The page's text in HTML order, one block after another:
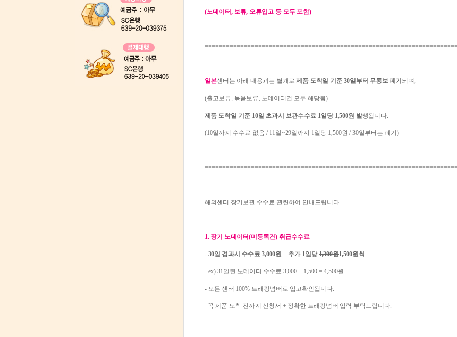
(노데이터, 보류, 오류입고 등 모두 포함)
일본센터는 아래 내용과는 별개로 제품 도착일 기준 30일부터 무통보 폐기 되며,
(출고보류, 묶음보류, 노데이터건 모두 해당됨)
제품 도착일 기준 10일 초과시 보관수수료 1일당 1,500원 발생됩니다.
(10일까지 수수료 없음 / 11일~29일까지 1일당 1,500원 / 30일부터는 폐기)
해외센터 장기보관 수수료 관련하여 안내드립니다.
1. 장기 노데이터(미등록건) 취급수수료
- 30일 경과시 수수료 3,000원 + 추가 1일당1,300원1,500원씩
- ex) 31일된 노데이터 수수료 3,000 + 1,500 = 4,500원
- 모든 센터 100% 트래킹넘버로 입고확인됩니다.
꼭 제품 도착 전까지 신청서 + 정확한 트래킹넘버 입력 부탁드립니다.